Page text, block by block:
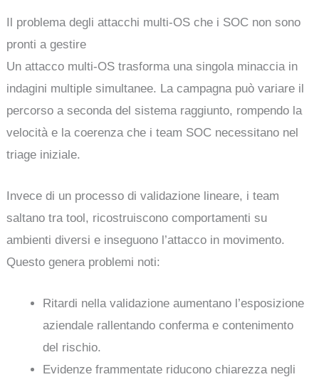
Il problema degli attacchi multi-OS che i SOC non sono
pronti a gestire
Un attacco multi-OS trasforma una singola minaccia in
indagini multiple simultanee. La campagna può variare il
percorso a seconda del sistema raggiunto, rompendo la
velocità e la coerenza che i team SOC necessitano nel
triage iniziale.
Invece di un processo di validazione lineare, i team
saltano tra tool, ricostruiscono comportamenti su
ambienti diversi e inseguono l’attacco in movimento.
Questo genera problemi noti:
Ritardi nella validazione aumentano l’esposizione
aziendale rallentando conferma e contenimento
del rischio.
Evidenze frammentate riducono chiarezza negli